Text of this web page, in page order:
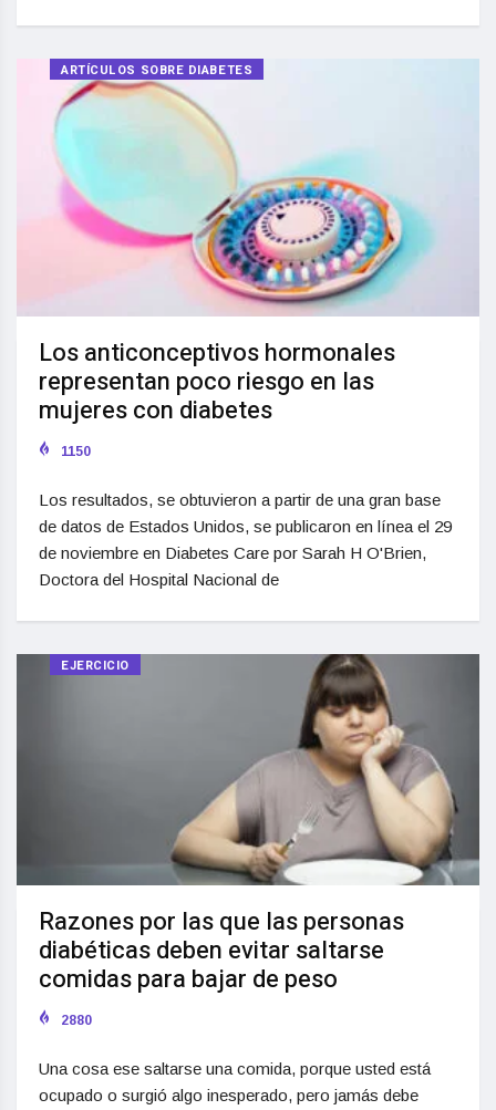
ARTÍCULOS SOBRE DIABETES
Los anticonceptivos hormonales
representan poco riesgo en las
mujeres con diabetes
1150
Los resultados, se obtuvieron a partir de una gran base
de datos de Estados Unidos, se publicaron en línea el 29
de noviembre en Diabetes Care por Sarah H O'Brien,
Doctora del Hospital Nacional de
EJERCICIO
Razones por las que las personas
diabéticas deben evitar saltarse
comidas para bajar de peso
2880
Una cosa ese saltarse una comida, porque usted está
ocupado o surgió algo inesperado, pero jamás debe